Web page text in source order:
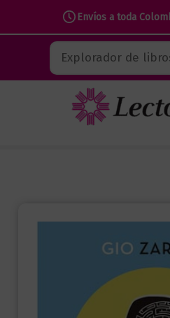
Envíos a toda
contenido
Buscar